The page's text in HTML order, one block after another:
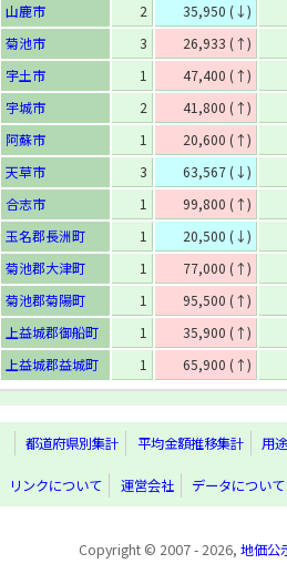
山鹿市
2
35,950 (↓)
菊池市
3
26,933 (↑)
宇土市
1
47,400 (↑)
宇城市
2
41,800 (↑)
阿蘇市
1
20,600 (↑)
天草市
3
63,567 (↓)
合志市
1
99,800 (↑)
玉名郡長洲町
1
20,500 (↓)
菊池郡大津町
1
77,000 (↑)
菊池郡菊陽町
1
95,500 (↑)
上益城郡御船町
1
35,900 (↑)
上益城郡益城町
1 65,900 (↑)
都道府県別集計 平均金額推移集計 用
リンクについて 運営会社 データについて
Copyright © 2007 - 2026,地価公